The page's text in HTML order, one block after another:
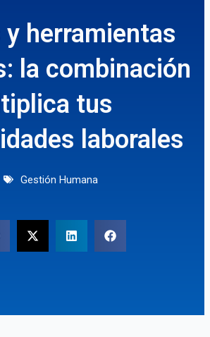
y herramientas
la combinación
tus
laborales
Gestión Humana